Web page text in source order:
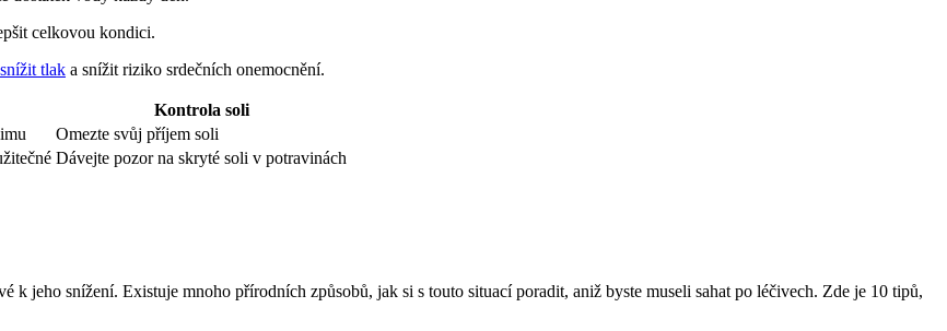
celkovou kondici.
tlak a snížit riziko srdečních onemocnění.
Kontrola soli
Omezte svůj příjem soli
Dávejte pozor na skryté soli v potravinách
jeho snížení. Existuje mnoho přírodních způsobů, jak si s touto situací poradit, aniž byste museli sahat po léčivech. Zde je 10 tipů,